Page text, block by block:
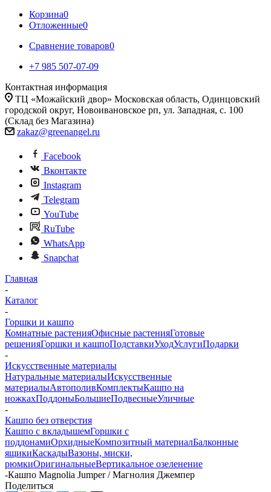
Корзина0
Отложенные0
Сравнение товаров0
+7 985 507-07-09
Контактная информация
ТЦ «Можайский двор» Московская область, Одинцовский
городской округ, Новоивановское рп, ул. Западная, с. 100
(Склад без Магазина)
zakaz@greenangel.ru
Facebook
Вконтакте
Instagram
Telegram
YouTube
RuTube
WhatsApp
Snapchat
Главная
-
Каталог
-
Горшки и кашпо
Комнатные растенияОфисные растенияГотовые
решенияГоршки и кашпоПодставкиУходУслугиПодарки
-
Искусственные материалы
Натуральные материалыИскусственные
материалыАвтополивКомплектыКашпо на
ножкахПоддоныБольшиеПодвесныеУличные
-
Кашпо без отверстия
Кашпо с вкладышемГоршки с
поддонамиОрхидныеКомпозитный материалБалконные
ящикиКаскадыВазоны, миски,
рюмкиОригинальныеВертикальное озеленение
-Кашпо Magnolia Jumper / Магнолия Джемпер
Поделиться